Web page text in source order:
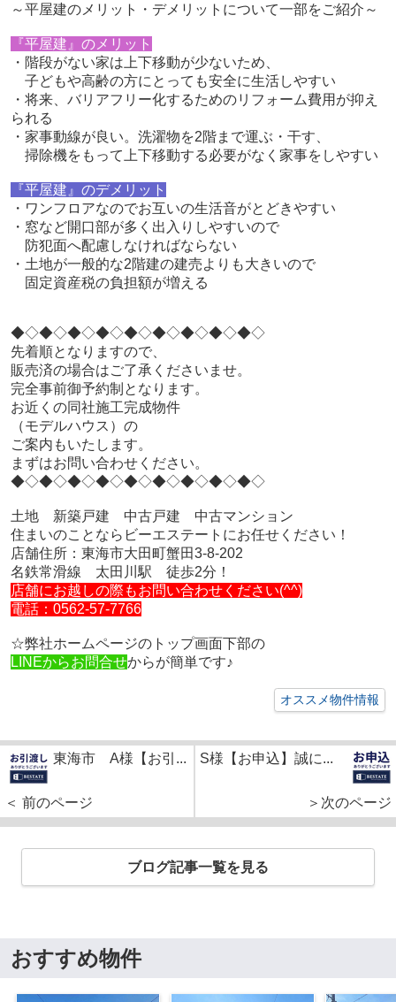
～平屋建のメリット・デメリットについて一部をご紹介～
『平屋建』のメリット
・階段がない家は上下移動が少ないため、
子どもや高齢の方にとっても安全に生活しやすい
・将来、バリアフリー化するためのリフォーム費用が抑え
られる
・家事動線が良い。洗濯物を2階まで運ぶ・干す、
掃除機をもって上下移動する必要がなく家事をしやすい
『平屋建』のデメリット
・ワンフロアなのでお互いの生活音がとどきやすい
・窓など開口部が多く出入りしやすいので
防犯面へ配慮しなければならない
・土地が一般的な2階建の建売よりも大きいので
固定資産税の負担額が増える
◆◇◆◇◆◇◆◇◆◇◆◇◆◇◆◇◆◇
先着順となりますので、
販売済の場合はご了承くださいませ。
完全事前御予約制となります。
お近くの同社施工完成物件
（モデルハウス）の
ご案内もいたします。
まずはお問い合わせください。
◆◇◆◇◆◇◆◇◆◇◆◇◆◇◆◇◆◇
土地 新築戸建 中古戸建 中古マンション
住まいのことならビーエステートにお任せください！
店舗住所：東海市大田町蟹田3-8-202
名鉄常滑線 太田川駅 徒歩2分！
店舗にお越しの際もお問い合わせください(^^)
電話：0562-57-7766
☆弊社ホームページのトップ画面下部の
LINEからお問合せからが簡単です♪
オススメ物件情報
東海市 A様【お引...
＜ 前のページ
S様【お申込】誠に...
＞次のページ
ブログ記事一覧を見る
おすすめ物件